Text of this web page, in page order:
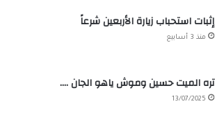
إثبات استحباب زيارة الأربعين شرعاً
منذ 3 أسابيع
تره الميت حسين وموش ياهو الجان ….
13/07/2025